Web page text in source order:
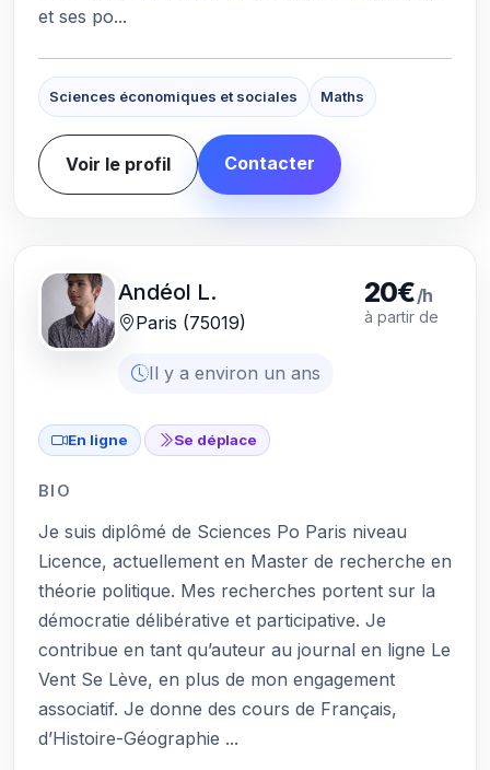
et ses po...
Sciences économiques et sociales Maths
Voir le profil Contacter
Andéol L.
Paris (75019)
Il y a environ un ans
20€/h
à partir de
En ligne Se déplace
BIO
Je suis diplômé de Sciences Po Paris niveau
Licence, actuellement en Master de recherche en
théorie politique. Mes recherches portent sur la
démocratie délibérative et participative. Je
contribue en tant qu’auteur au journal en ligne Le
Vent Se Lève, en plus de mon engagement
associatif. Je donne des cours de Français,
d’Histoire-Géographie ...